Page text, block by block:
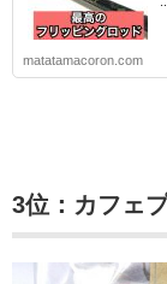
matatamacoron.com
3位：カフェ